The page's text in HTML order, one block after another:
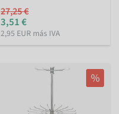
27,25 €
3,51 €
2,95 EUR más IVA
%